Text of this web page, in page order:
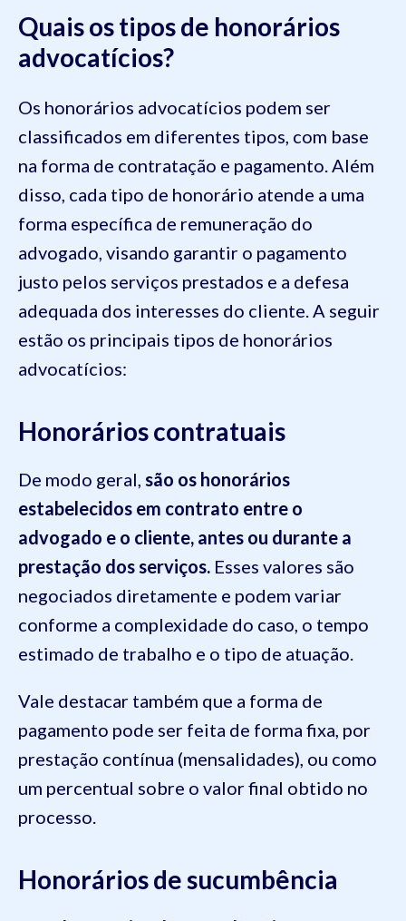
Quais os tipos de honorários
advocatícios?
Os honorários advocatícios podem ser
classificados em diferentes tipos, com base
na forma de contratação e pagamento. Além
disso, cada tipo de honorário atende a uma
forma específica de remuneração do
advogado, visando garantir o pagamento
justo pelos serviços prestados e a defesa
adequada dos interesses do cliente. A seguir
estão os principais tipos de honorários
advocatícios:
Honorários contratuais
De modo geral, são os honorários
estabelecidos em contrato entre o
advogado e o cliente, antes ou durante a
prestação dos serviços. Esses valores são
negociados diretamente e podem variar
conforme a complexidade do caso, o tempo
estimado de trabalho e o tipo de atuação.
Vale destacar também que a forma de
pagamento pode ser feita de forma fixa, por
prestação contínua (mensalidades), ou como
um percentual sobre o valor final obtido no
processo.
Honorários de sucumbência